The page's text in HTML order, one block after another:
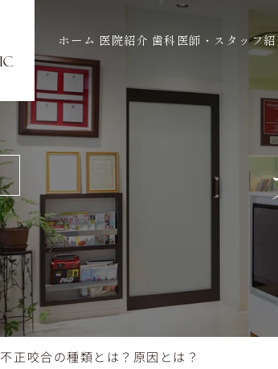
ホーム 医院紹介 歯科医師・スタッフ紹
不正咬合の種類とは？原因とは？